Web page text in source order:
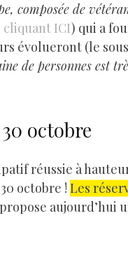
composée de
cliquant ICI) qui a
évolueront (le
de personnes est
octobre
réussie à
octobre ! Les
aujourd’hui